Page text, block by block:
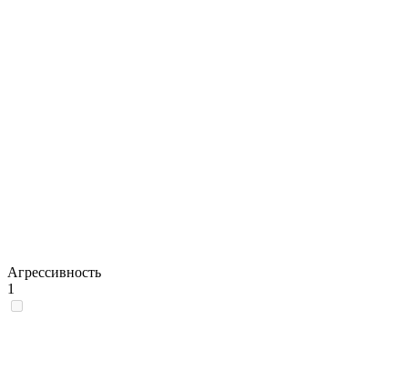
Агрессивность
1